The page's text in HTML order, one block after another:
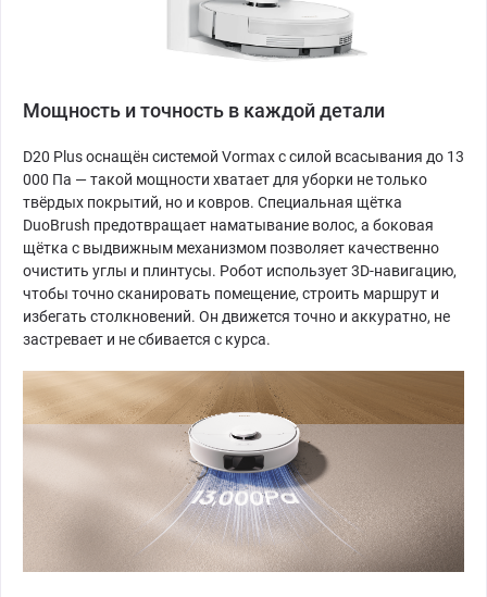
Мощность и точность в каждой детали
D20 Plus оснащён системой Vormax с силой всасывания до 13
000 Па — такой мощности хватает для уборки не только
твёрдых покрытий, но и ковров. Специальная щётка
DuoBrush предотвращает наматывание волос, а боковая
щётка с выдвижным механизмом позволяет качественно
очистить углы и плинтусы. Робот использует 3D-навигацию,
чтобы точно сканировать помещение, строить маршрут и
избегать столкновений. Он движется точно и аккуратно, не
застревает и не сбивается с курса.